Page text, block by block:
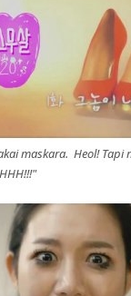
maskara. Heol!